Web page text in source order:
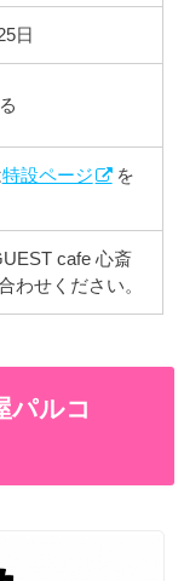
日
特設ページ
を
cafe 心斎
わせください。
パルコ